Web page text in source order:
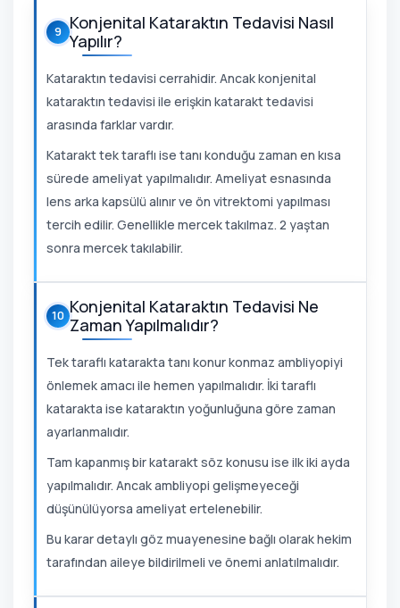
9 Konjenital Kataraktın Tedavisi Nasıl
Yapılır?
Kataraktın tedavisi cerrahidir. Ancak konjenital
kataraktın tedavisi ile erişkin katarakt tedavisi
arasında farklar vardır.
Katarakt tek taraflı ise tanı konduğu zaman en kısa
sürede ameliyat yapılmalıdır. Ameliyat esnasında
lens arka kapsülü alınır ve ön vitrektomi yapılması
tercih edilir. Genellikle mercek takılmaz. 2 yaştan
sonra mercek takılabilir.
10 Konjenital Kataraktın Tedavisi Ne
Zaman Yapılmalıdır?
Tek taraflı katarakta tanı konur konmaz ambliyopiyi
önlemek amacı ile hemen yapılmalıdır. İki taraflı
katarakta ise kataraktın yoğunluğuna göre zaman
ayarlanmalıdır.
Tam kapanmış bir katarakt söz konusu ise ilk iki ayda
yapılmalıdır. Ancak ambliyopi gelişmeyeceği
düşünülüyorsa ameliyat ertelenebilir.
Bu karar detaylı göz muayenesine bağlı olarak hekim
tarafından aileye bildirilmeli ve önemi anlatılmalıdır.